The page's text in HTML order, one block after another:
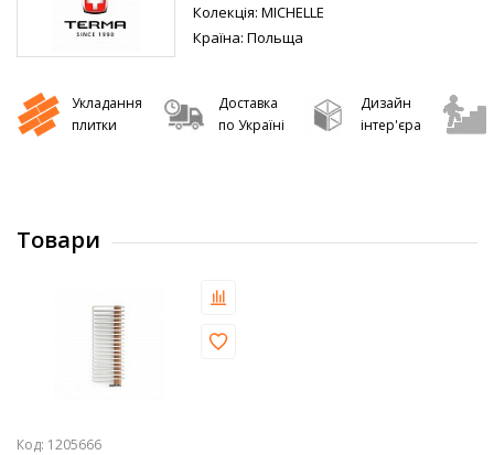
Колекція: MICHELLE
Країна: Польща
Укладання
плитки
Доставка
по Україні
Дизайн
інтер'єра
Товари
Код: 1205666